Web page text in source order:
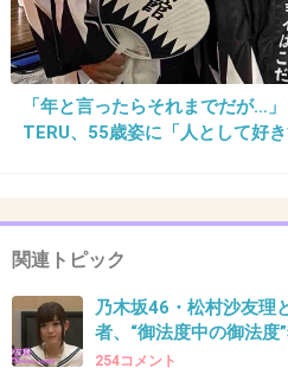
実際の現場撮られてるわ
手を巻きつけてるんだか
指原とかみるきーとかよ
乃木坂46=清純派
は、もう成立しないよ。
「年と言ったらそれまでだが…
TERU、55歳姿に「人として好
関連トピック
乃木坂46・松村沙友理
者、“御法度中の御法度
254コメント